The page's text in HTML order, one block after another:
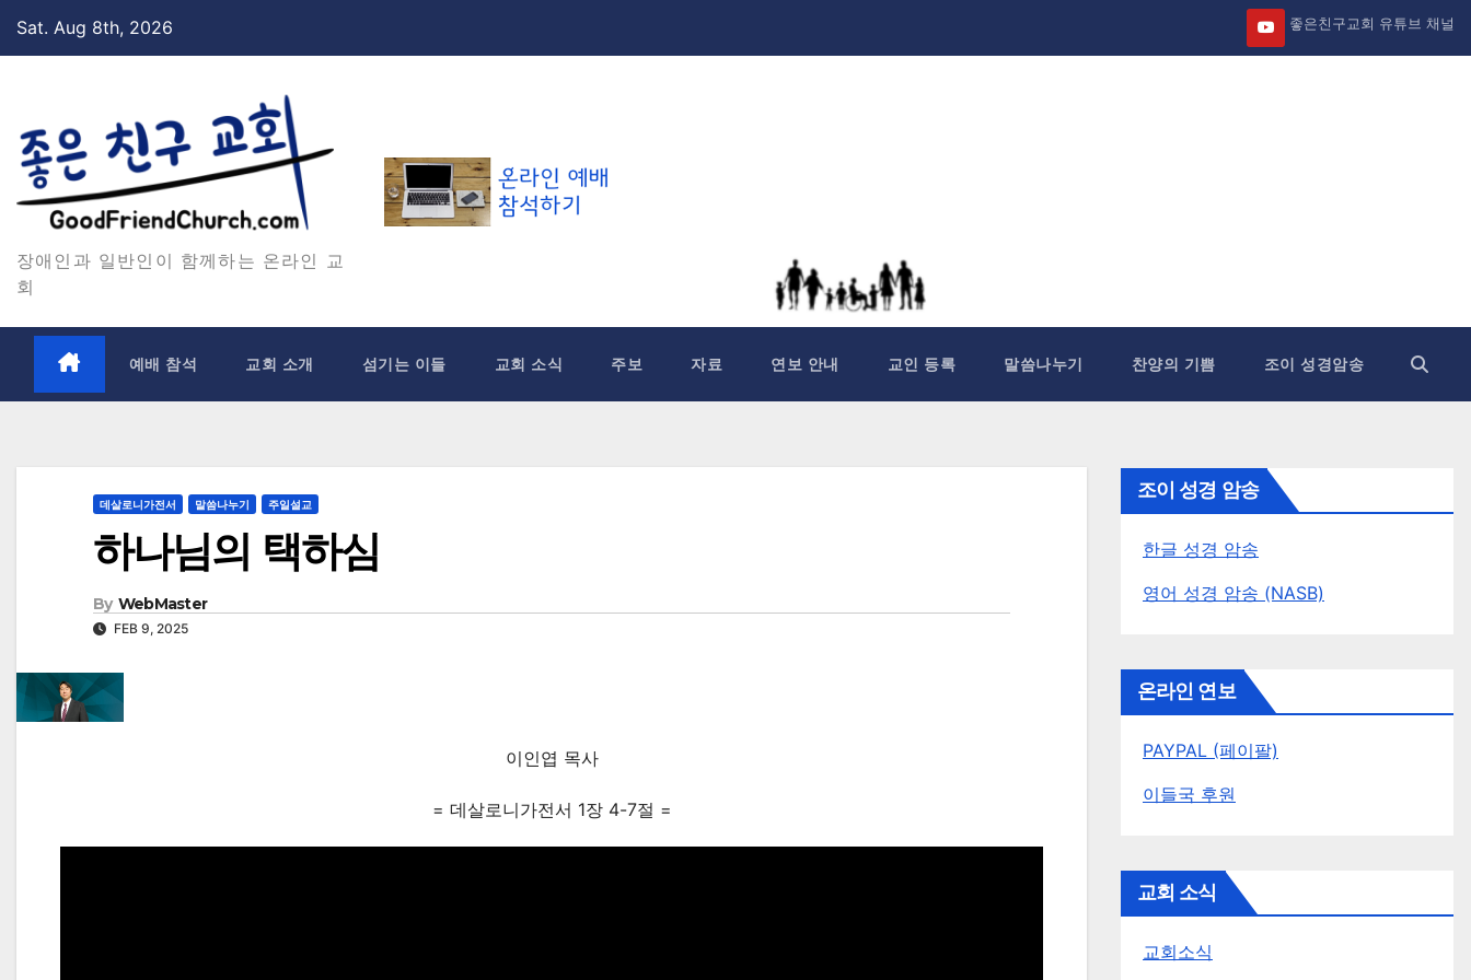
Sat. Aug 8th, 2026 좋은친구교회 유튜브 채널
장애인과 일반인이 함께하는 온라인 교
회
예배 참석 교회 소개 섬기는 이들 교회 소식 주보 자료 연보 안내 교인 등록 말씀나누기 찬양의 기쁨 조이 성경암송
데살로니가전서 말씀나누기 주일설교
하나님의 택하심
By WebMaster
FEB 9, 2025
이인엽 목사
= 데살로니가전서 1장 4-7절 =
조이 성경 암송
한글 성경 암송
영어 성경 암송 (NASB)
온라인 연보
PAYPAL (페이팔)
이들국 후원
교회 소식
교회소식